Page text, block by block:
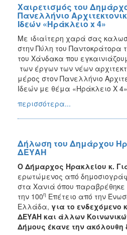
Χαιρετισμός του
Πανελλήνιο
Ιδεών «Ηράκλειο x 4»
Με ιδιαίτερη χαρά σας
στην Πύλη του Παντοκράτορα
του Χάνδακα που
των έργων των νέων
μέρος στον Πανελλήνιο
Ιδεών με θέμα «Ηράκλειο Χ
περισσότερα...
Δήλωση του Δημάρχου
ΔΕΥΑΗ
Ο Δήμαρχος Ηρακλείου κ.
ερωτώμενος από
στα Χανιά όπου παραβρέθηκε
την 100η Επέτειο από την
Ελλάδα, για το ενδεχόμενο
ΔΕΥΑΗ και άλλων
Δήμους έκανε την